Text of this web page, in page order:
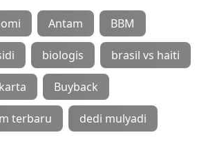
Antam BBM
biologis brasil vs haiti
Buyback
terbaru dedi mulyadi